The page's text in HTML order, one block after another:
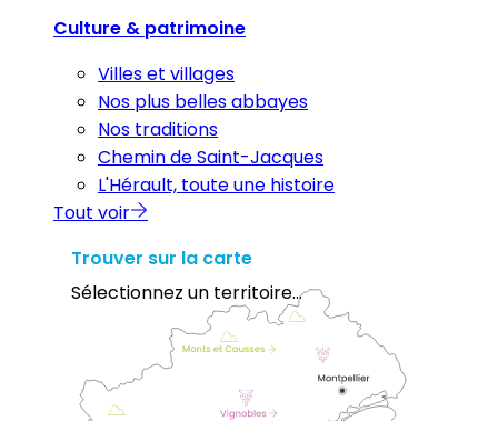
Culture & patrimoine
Villes et villages
Nos plus belles abbayes
Nos traditions
Chemin de Saint-Jacques
L'Hérault, toute une histoire
Tout voir
Trouver sur la carte
Sélectionnez un territoire...